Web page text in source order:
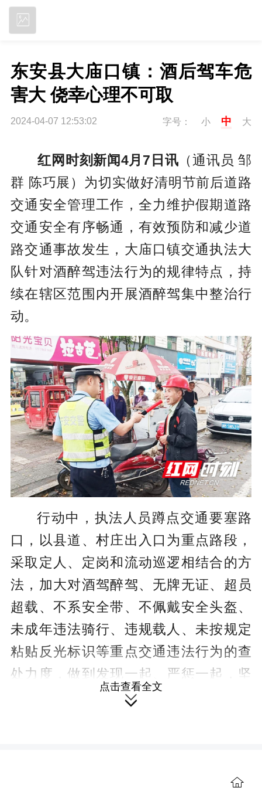
东安县大庙口镇：酒后驾车危
害大 侥幸心理不可取
2024-04-07 12:53:02 字号： 小 中 大
红网时刻新闻4月7日讯 （通讯员 邹
群 陈巧展）为切实做好清明节前后道路
交通安全管理工作，全力维护假期道路
交通安全有序畅通，有效预防和减少道
路交通事故发生，大庙口镇交通执法大
队针对酒醉驾违法行为的规律特点，持
续在辖区范围内开展酒醉驾集中整治行
动。
行动中，执法人员蹲点交通要塞路
口，以县道、村庄出入口为重点路段，
采取定人、定岗和流动巡逻相结合的方
法，加大对酒驾醉驾、无牌无证、超员
超载、不系安全带、不佩戴安全头盔、
未成年违法骑行、违规载人、未按规定
粘贴反光标识等重点交通违法行为的查
处力度，做到发现一起、严惩一起，坚
决消除驾驶员的侥幸心理。此外，交通
酒”的安全理念，从源头上消除道路交通
点击查看全文
